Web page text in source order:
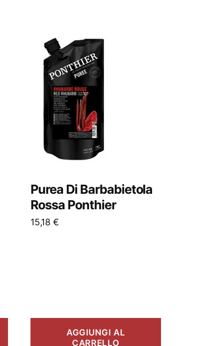
Purea Di Barbabietola
Rossa Ponthier
15,18 €
AGGIUNGI AL
CARRELLO